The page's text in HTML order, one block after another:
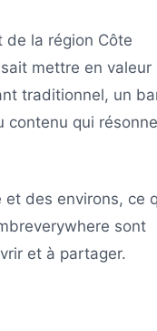
de la région Côte
sait mettre en valeur
traditionnel, un
contenu qui résonne
et des environs, ce
sont
et à partager.